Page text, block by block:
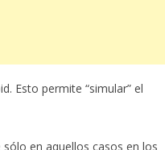
Esto permite “simular” el
en aquellos casos en los